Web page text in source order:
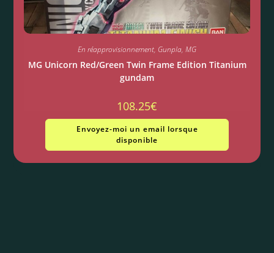
En réapprovisionnement, Gunpla, MG
MG Unicorn Red/Green Twin Frame Edition Titanium
gundam
108.25€
Envoyez-moi un email lorsque
disponible